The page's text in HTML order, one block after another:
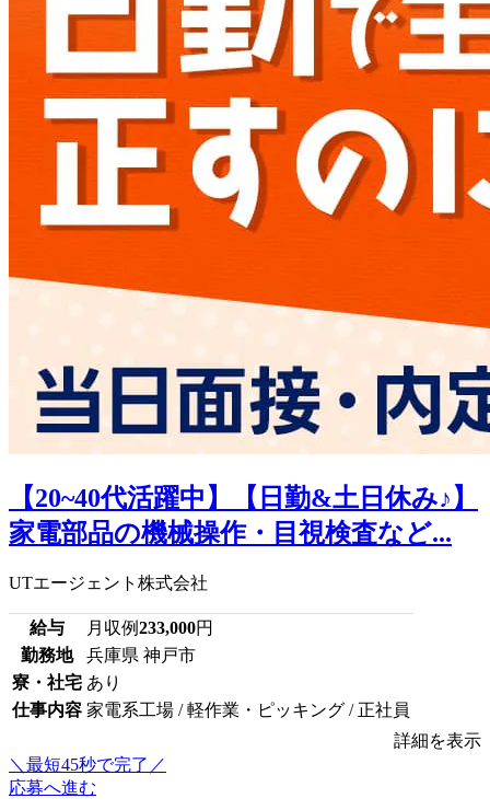
【20~40代活躍中】【日勤&土日休み♪】
家電部品の機械操作・目視検査など...
UTエージェント株式会社
給与 月収例233,000円
勤務地
兵庫県 神戸市
寮・社宅 あり
仕事内容 家電系工場 / 軽作業・ピッキング / 正社員
詳細を表示
＼最短45秒で完了／
応募へ進む